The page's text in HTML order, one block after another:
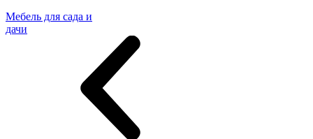
Мебель для сада и
дачи